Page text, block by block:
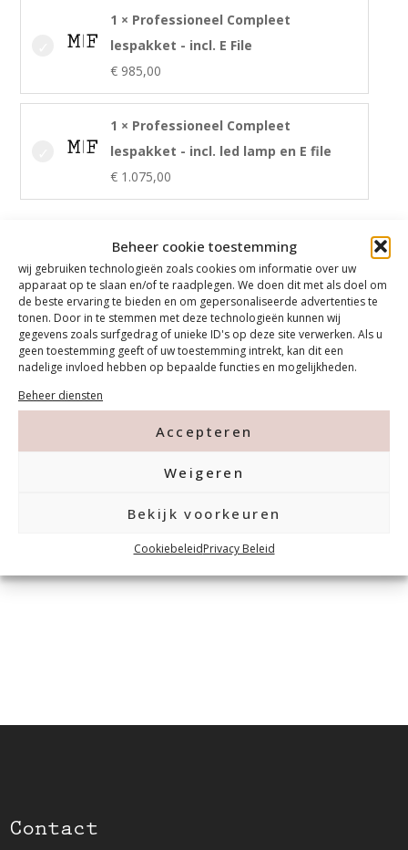
Beheer cookie toestemming
wij gebruiken technologieën zoals cookies om informatie over uw
apparaat op te slaan en/of te raadplegen. We doen dit met als doel om
de beste ervaring te bieden en om gepersonaliseerde advertenties te
tonen. Door in te stemmen met deze technologieën kunnen wij
gegevens zoals surfgedrag of unieke ID's op deze site verwerken. Als u
geen toestemming geeft of uw toestemming intrekt, kan dit een
nadelige invloed hebben op bepaalde functies en mogelijkheden.
Beheer diensten
Accepteren
Weigeren
Bekijk voorkeuren
CookiebeleidPrivacy Beleid
1 × Professioneel Compleet
lespakket - incl. E File
€ 985,00
1 × Professioneel Compleet
lespakket - incl. led lamp en E file
€ 1.075,00
Toevoegen aan winkelwagen
Contact